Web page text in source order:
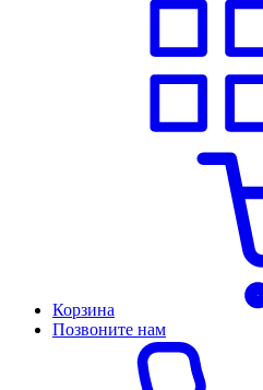
Корзина
Позвоните нам